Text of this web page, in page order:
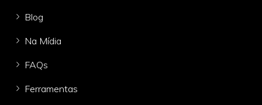
Blog
Na Mídia
FAQs
Ferramentas